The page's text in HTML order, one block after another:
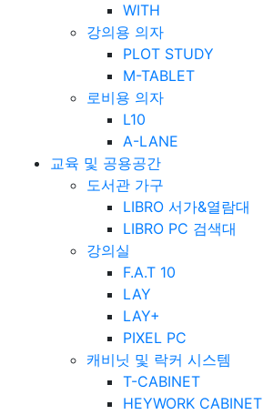
WITH
강의용 의자
PLOT STUDY
M-TABLET
로비용 의자
L10
A-LANE
교육 및 공용공간
도서관 가구
LIBRO 서가&열람대
LIBRO PC 검색대
강의실
F.A.T 10
LAY
LAY+
PIXEL PC
캐비닛 및 락커 시스템
T-CABINET
HEYWORK CABINET